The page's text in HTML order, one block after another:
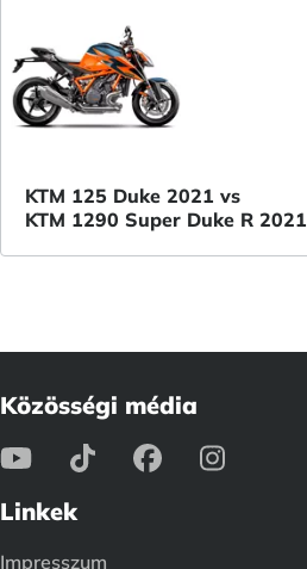
KTM 125 Duke 2021 vs
KTM 1290 Super Duke R 2021
Közösségi média
Linkek
Impresszum